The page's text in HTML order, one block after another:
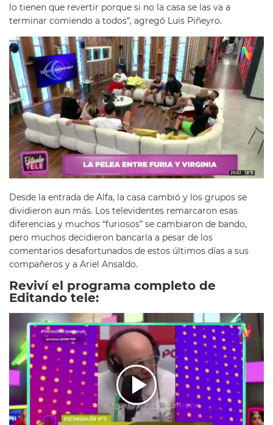
lo tienen que revertir porque si no la casa se las va a
terminar comiendo a todos”, agregó Luis Piñeyro.
Desde la entrada de Alfa, la casa cambió y los grupos se
dividieron aun más. Los televidentes remarcaron esas
diferencias y muchos “furiosos” se cambiaron de bando,
pero muchos decidieron bancarla a pesar de los
comentarios desafortunados de estos últimos días a sus
compañeros y a Ariel Ansaldo.
Reviví el programa completo de
Editando tele: